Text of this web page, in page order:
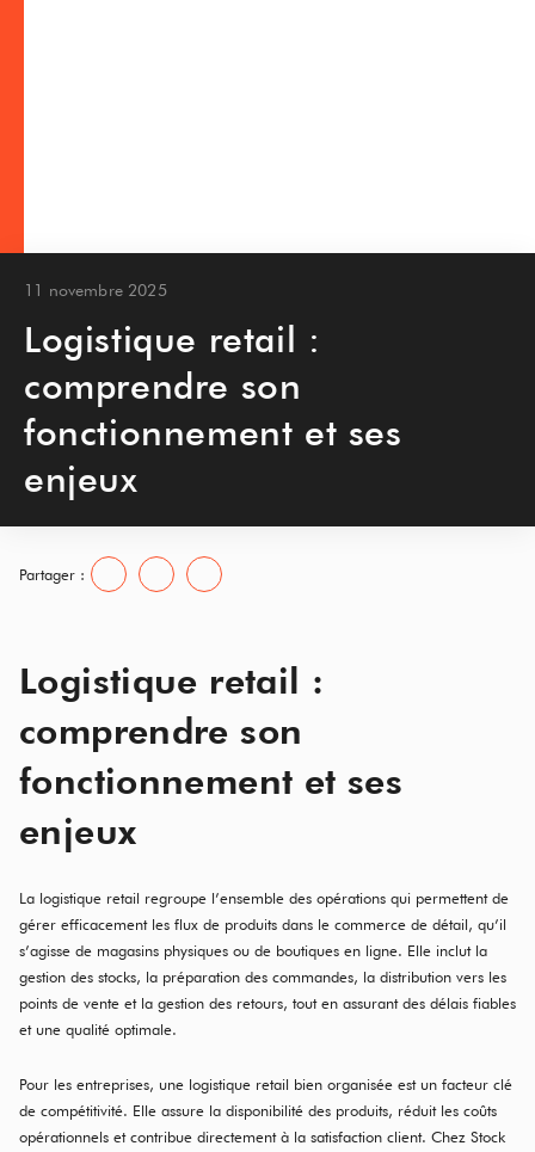
11 novembre 2025
Logistique retail :
comprendre son
fonctionnement et ses
enjeux
Partager :
Logistique retail :
comprendre son
fonctionnement et ses
enjeux
La logistique retail regroupe l’ensemble des opérations qui permettent de
gérer efficacement les flux de produits dans le commerce de détail, qu’il
s’agisse de magasins physiques ou de boutiques en ligne. Elle inclut la
gestion des stocks, la préparation des commandes, la distribution vers les
points de vente et la gestion des retours, tout en assurant des délais fiables
et une qualité optimale.
Pour les entreprises, une logistique retail bien organisée est un facteur clé
de compétitivité. Elle assure la disponibilité des produits, réduit les coûts
opérationnels et contribue directement à la satisfaction client. Chez Stock